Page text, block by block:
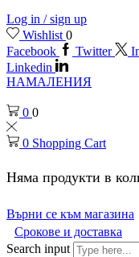
Log in / sign up
Wishlist 0
Facebook
Twitter
Linkedin
НАМАЛЕНИЯ
0 0
0 Shopping Cart
Няма продукти в
Върни се към магазина
Срокове и доставка
Search input